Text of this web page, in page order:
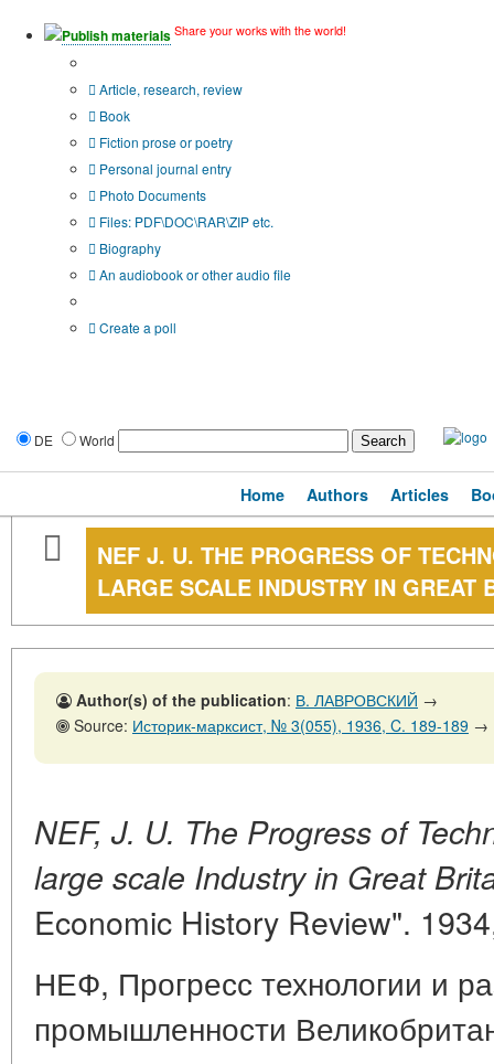
Publish materials Share your works with the world!
Article, research, review
Book
Fiction prose or poetry
Personal journal entry
Photo Documents
Files: PDF\DOC\RAR\ZIP etc.
Biography
An audiobook or other audio file
Create a poll
DE World
Home Authors Articles
NEF J. U. THE PROGRESS OF
LARGE SCALE INDUSTRY IN GREAT
Author(s) of the publication: В. ЛАВРОВСКИЙ →
Source: Историк-марксист, № 3(055), 1936, C. 189-189 →
NEF, J. U. The Progress of
large scale Industry in Great
Economic History Review".
НЕФ, Прогресс технологии и
промышленности